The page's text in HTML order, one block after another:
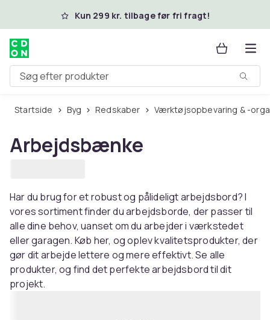
Spring til hovedindhold
Kun 299 kr. tilbage før fri fragt!
Søg efter produkter
Startside Byg Redskaber Værktøjsopbevaring & -
Arbejdsbænke
Har du brug for et robust og pålideligt arbejdsbord? I
vores sortiment finder du arbejdsborde, der passer til
alle dine behov, uanset om du arbejder i værkstedet
eller garagen. Køb her, og oplev kvalitetsprodukter, der
gør dit arbejde lettere og mere effektivt. Se alle
produkter, og find det perfekte arbejdsbord til dit
projekt.